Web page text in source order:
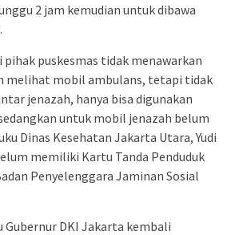
2 jam kemudian untuk dibawa
puskesmas tidak menawarkan
melihat mobil ambulans, tetapi tidak
jenazah, hanya bisa digunakan
untuk mobil jenazah belum
Dinas Kesehatan Jakarta Utara, Yudi
memiliki Kartu Tanda Penduduk
Penyelenggara Jaminan Sosial
Gubernur DKI Jakarta kembali